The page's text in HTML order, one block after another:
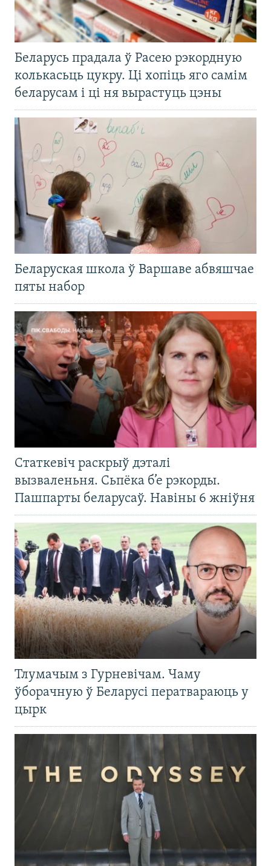
Беларусь прадала ў Расею рэкордную
колькасьць цукру. Ці хопіць яго самім
беларусам і ці ня вырастуць цэны
Беларуская школа ў Варшаве абвяшчае
пяты набор
Статкевіч раскрыў дэталі
вызваленьня. Сьпёка б’е рэкорды.
Пашпарты беларусаў. Навіны 6 жніўня
Тлумачым з Гурневічам. Чаму
ўборачную ў Беларусі ператвараюць у
цырк